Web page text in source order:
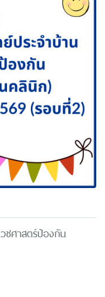
ชศาสตร์ป้องกัน